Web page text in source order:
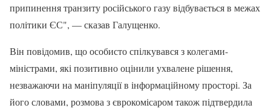
припинення транзиту російського газу відбувається в межах
політики ЄС", — сказав Галущенко.
Він повідомив, що особисто спілкувався з колегами-
міністрами, які позитивно оцінили ухвалене рішення,
незважаючи на маніпуляції в інформаційному просторі. За
його словами, розмова з єврокомісаром також підтвердила